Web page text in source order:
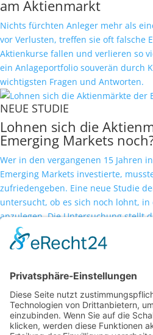
am Aktienmarkt
Nichts fürchten Anleger mehr als
vor Verlusten, treffen sie oft falsche
Aktienkurse fallen und verlieren so
ein Anlageportfolio souverän durch
wichtigsten Fragen und Antworten.
NEUE STUDIE
Lohnen sich die
Emerging Markets
Wer in den vergangenen 15 Jahren
Emerging Markets investierte,
zufriedengeben. Eine neue Studie
untersucht, ob es sich noch lohnt,
anzulegen. Die Untersuchung stellt
und zeigt Ansätze, wie es Anleger
Die Neumann
unabhängiges
Geldanleger